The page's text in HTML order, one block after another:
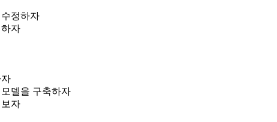
정하자
자
델을 구축하자
자